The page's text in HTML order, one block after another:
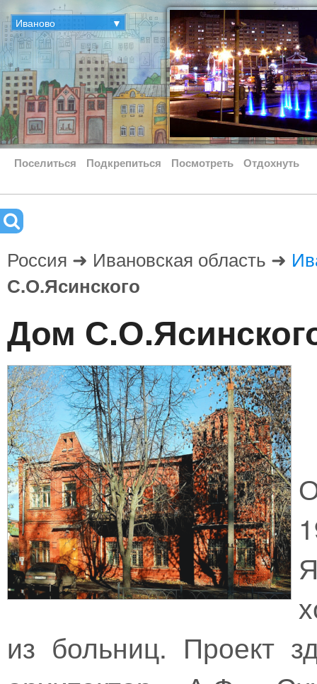
Иваново ▼
Поселиться Подкрепиться Посмотреть Отдохнуть
Россия ➜ Ивановская область ➜
С.О.Ясинского
Дом
из больниц. Проект